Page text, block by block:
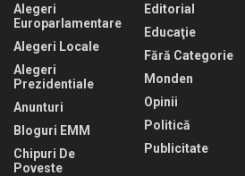
Alegeri
Europarlamentare
Alegeri Locale
Alegeri
Prezidentiale
Anunturi
Bloguri EMM
Chipuri De
Poveste
Editorial
Educaţie
Fără Categorie
Monden
Opinii
Politică
Publicitate